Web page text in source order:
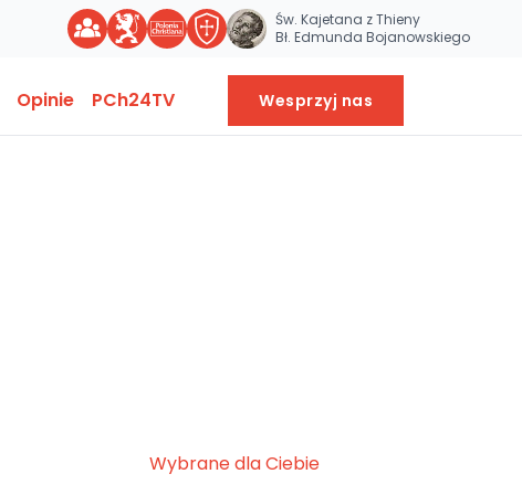
Św. Kajetana z Thieny
Bł. Edmunda Bojanowskiego
Opinie PCh24TV Wesprzyj nas
Wybrane dla Ciebie